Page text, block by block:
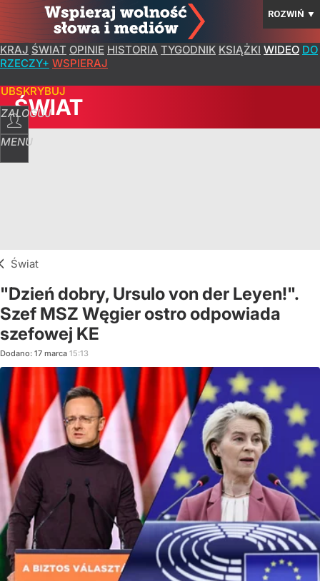
ROZWIŃ ▼
KRAJ ŚWIAT OPINIE HISTORIA TYGODNIK KSIĄŻKI WIDEO DO
RZECZY+ WSPIERAJ
ZALOGUJ
MENU
ŚWIAT
Świat
"Dzień dobry, Ursulo von der Leyen!".
Szef MSZ Węgier ostro odpowiada
szefowej KE
Dodano: 17 marca 15:13